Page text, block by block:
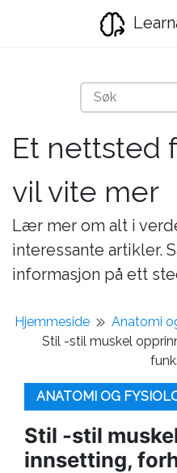
Et nettsted
vil vite mer
Lær mer om alt i
interessante artikler.
informasjon på ett
Hjemmeside
Anatomi
Stil -stil muskel
ANATOMI OG
Stil -stil
innsetting,